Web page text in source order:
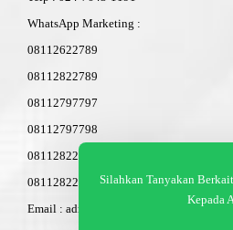
WhatsApp Marketing :
08112622789
08112822789
08112797797
08112797798
08112822503
08112822603
Email : admin@am-baja.com
Silahkan Tanyakan
Kepada